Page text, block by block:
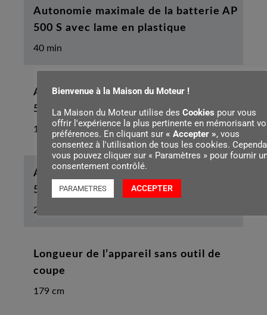
Autonomie maximale de la batterie AP
500 S avec lame en plastique
40 min
Autonomie minimale de la batterie AP
500 S avec outil en métal
15 min
Autonomie maximale de la batterie AP
500 S avec outil en métal
25 min
Longueur de l’appareil sans outil de
coupe
179 cm
Bienvenue à la Maison du Moteur !
La Maison du Moteur utilise des Cookies pour vous
offrir l'expérience la plus pertinente en mémorisant
préférences. En cliquant sur « Accepter », vous
consentez à l'utilisation de tous les cookies.
vous pouvez cliquer sur « Paramètres » pour fournir
consentement contrôlé.
PARAMETRES ACCEPTER